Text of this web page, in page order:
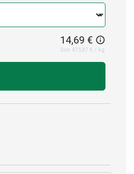
14,69 €
Soit 473,87 € / kg